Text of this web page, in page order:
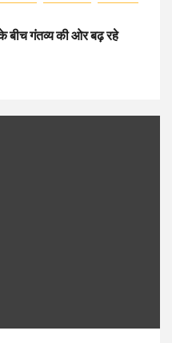
बीच गंतव्य की ओर बढ़ रहे